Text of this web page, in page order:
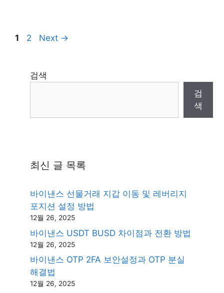
Page
1 Page
2 Next →
검색
검
색
최신 글 목록
바이낸스 선물거래 지갑 이동 및 레버리지
포지션 설정 방법
12월 26, 2025
바이낸스 USDT BUSD 차이점과 전환 방법
12월 26, 2025
바이낸스 OTP 2FA 보안설정과 OTP 분실
해결법
12월 26, 2025